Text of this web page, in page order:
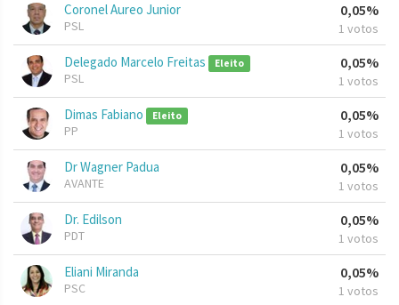
Coronel Aureo Junior
PSL
0,05%
1 votos
Delegado Marcelo Freitas Eleito
PSL
0,05%
1 votos
Dimas Fabiano Eleito
PP
0,05%
1 votos
Dr Wagner Padua
AVANTE
0,05%
1 votos
Dr. Edilson
PDT
0,05%
1 votos
Eliani Miranda
PSC
0,05%
1 votos